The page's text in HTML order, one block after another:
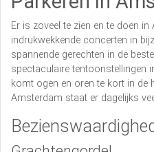
Er is zoveel te zien en te doen
indrukwekkende concerten in
spannende gerechten in de
spectaculaire tentoonstellingen
komt ogen en oren te kort in de
Amsterdam staat er dagelijks